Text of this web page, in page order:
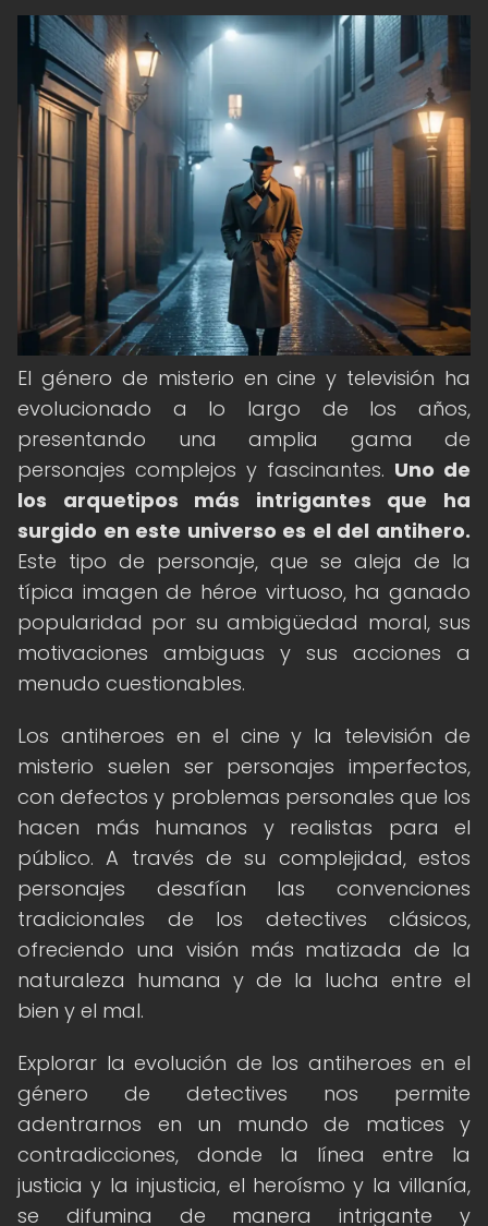
El género de misterio en cine y televisión ha
evolucionado a lo largo de los años,
presentando una amplia gama de
personajes complejos y fascinantes. Uno de
los arquetipos más intrigantes que ha
surgido en este universo es el del antihero.
Este tipo de personaje, que se aleja de la
típica imagen de héroe virtuoso, ha ganado
popularidad por su ambigüedad moral, sus
motivaciones ambiguas y sus acciones a
menudo cuestionables.
Los antiheroes en el cine y la televisión de
misterio suelen ser personajes imperfectos,
con defectos y problemas personales que los
hacen más humanos y realistas para el
público. A través de su complejidad, estos
personajes desafían las convenciones
tradicionales de los detectives clásicos,
ofreciendo una visión más matizada de la
naturaleza humana y de la lucha entre el
bien y el mal.
Explorar la evolución de los antiheroes en el
género de detectives nos permite
adentrarnos en un mundo de matices y
contradicciones, donde la línea entre la
justicia y la injusticia, el heroísmo y la villanía,
se difumina de manera intrigante y